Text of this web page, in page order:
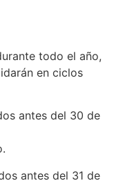
todo el año,
en ciclos
antes del 30 de
antes del 31 de